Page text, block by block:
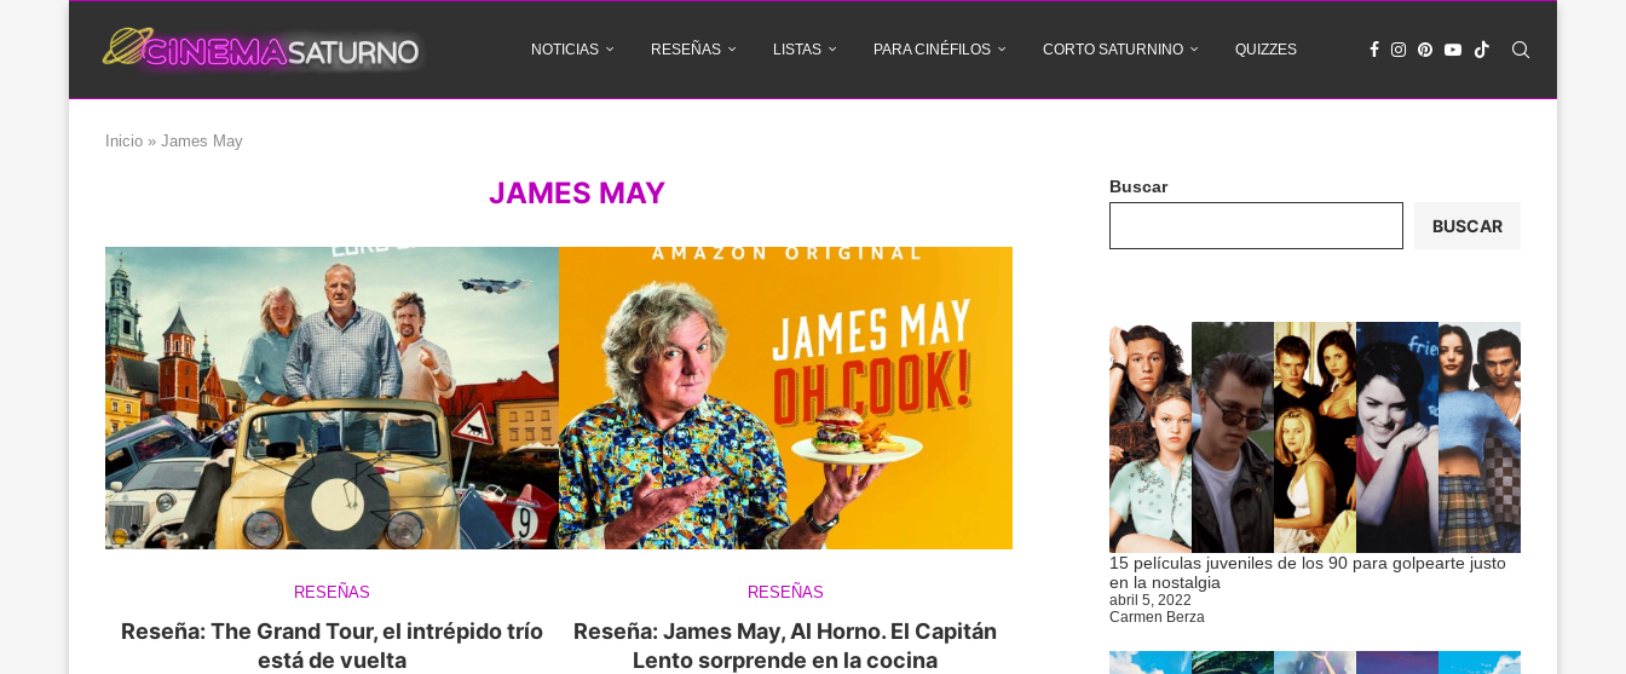
NOTICIAS RESEÑAS LISTAS PARA CINÉFILOS CORTO SATURNINO QUIZZES
Inicio » James May
JAMES MAY
RESEÑAS
Reseña: The Grand Tour, el intrépido trío
está de vuelta
RESEÑAS
Reseña: James May, Al Horno. El Capitán
Lento sorprende en la cocina
Buscar
BUSCAR
15 películas juveniles de los 90 para golpearte justo
en la nostalgia
abril 5, 2022
Carmen Berza